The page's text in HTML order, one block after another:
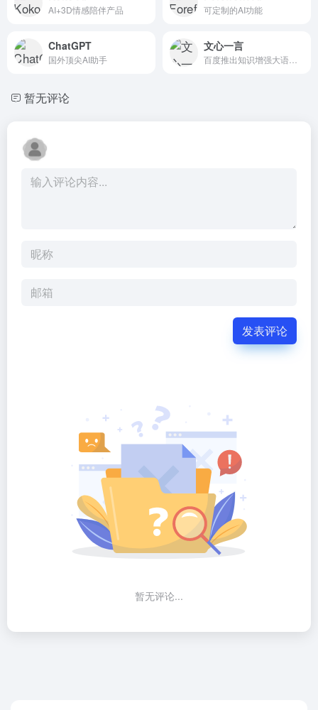
AI+3D情感陪伴产品 可定制的AI功能
ChatGPT
国外顶尖AI助手
文心一言
暂无评论
发表评论
暂无评论...